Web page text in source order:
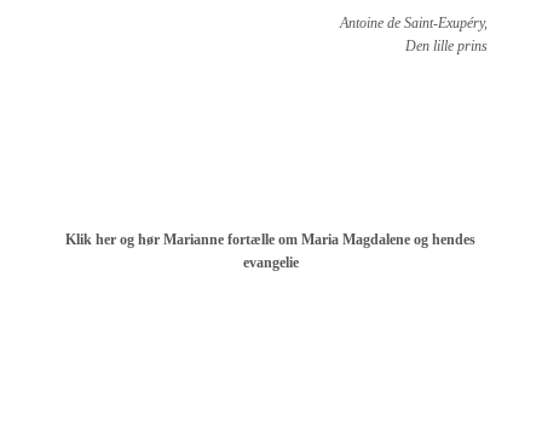
Antoine de Saint-Exupéry,
Den lille prins
Klik her og hør Marianne fortælle om Maria Magdalene og hendes
evangelie